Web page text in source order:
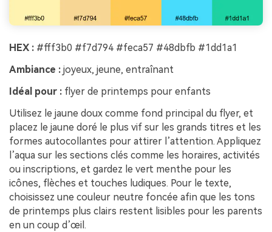
HEX : #fff3b0 #f7d794 #feca57 #48dbfb #1dd1a1
Ambiance : joyeux, jeune, entraînant
Idéal pour : flyer de printemps pour enfants
Utilisez le jaune doux comme fond principal du flyer, et
placez le jaune doré le plus vif sur les grands titres et les
formes autocollantes pour attirer l’attention. Appliquez
l’aqua sur les sections clés comme les horaires, activités
ou inscriptions, et gardez le vert menthe pour les
icônes, flèches et touches ludiques. Pour le texte,
choisissez une couleur neutre foncée afin que les tons
de printemps plus clairs restent lisibles pour les parents
en un coup d’œil.